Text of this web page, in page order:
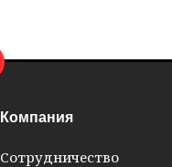
Компания
Сотрудничество